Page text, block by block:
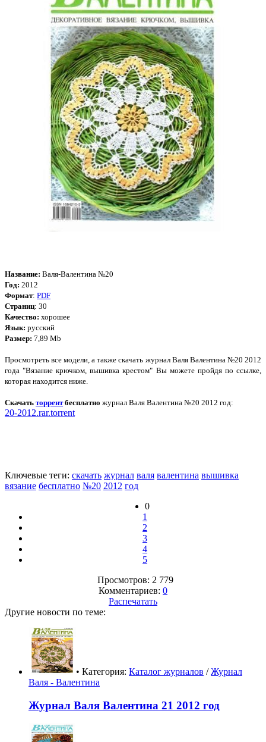
Название: Валя-Валентина №20
Год: 2012
Формат: PDF
Страниц: 30
Качество: хорошее
Язык: русский
Размер: 7,89 Mb
Просмотреть все модели, а также скачать журнал Валя Валентина №20 2012
года "Вязание крючком, вышивка крестом" Вы можете пройдя по ссылке,
которая находится ниже.
Скачать торрентбесплатно журнал Валя Валентина №20 2012 год:
20-2012.rar.torrent
Ключевые теги: скачать журнал валя валентина вышивка
вязание бесплатно №20 2012 год
0
1
2
3
4
5
Просмотров: 2 779
Комментариев: 0
Распечатать
Другие новости по теме:
• Категория: Каталог журналов /Журнал
Валя - Валентина
Журнал Валя Валентина 21 2012 год